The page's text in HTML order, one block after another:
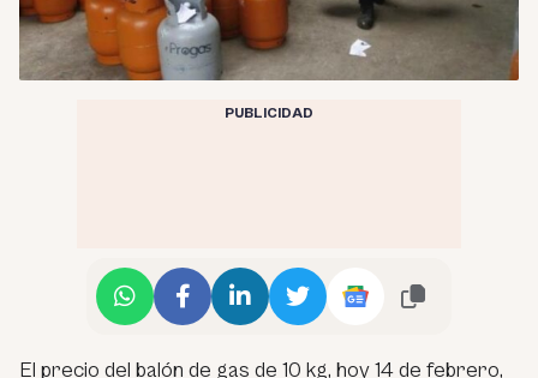
PUBLICIDAD
El precio del balón de gas de 10 kg, hoy 14 de febrero,